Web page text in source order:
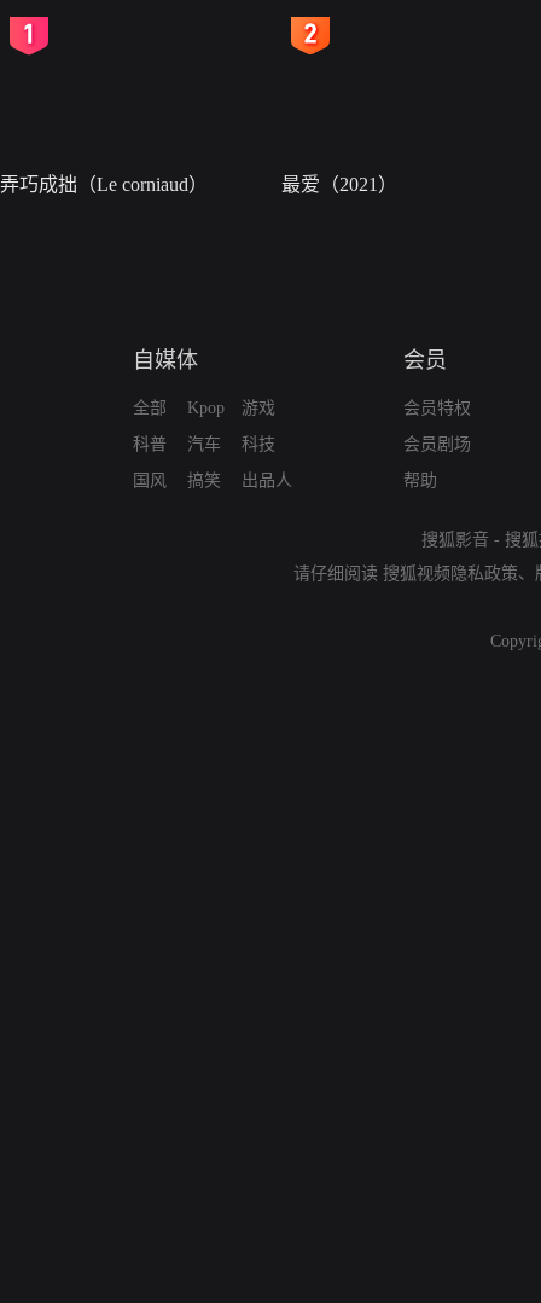
弄巧成拙（Le corniaud） 最爱（2021）
自媒体
全部
科普
国风
Kpop
汽车
搞笑
游戏
科技
出品人
会员
会员特权
会员剧场
帮助
搜狐影音 - 搜
请仔细阅读 搜狐视频隐私政策、